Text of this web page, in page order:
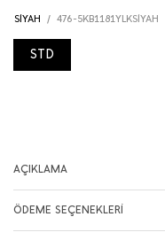
STD
SİYAH / 476-5KB1181YLKSİYAH
AÇIKLAMA
ÖDEME SEÇENEKLERİ